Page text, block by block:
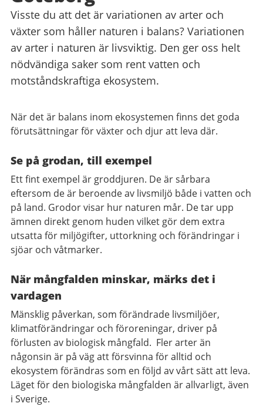
Visste du att det är variationen av arter och
växter som håller naturen i balans? Variationen
av arter i naturen är livsviktig. Den ger oss helt
nödvändiga saker som rent vatten och
motståndskraftiga ekosystem.
När det är balans inom ekosystemen finns det goda
förutsättningar för växter och djur att leva där.
Se på grodan, till exempel
Ett fint exempel är groddjuren. De är sårbara
eftersom de är beroende av livsmiljö både i vatten och
på land. Grodor visar hur naturen mår. De tar upp
ämnen direkt genom huden vilket gör dem extra
utsatta för miljögifter, uttorkning och förändringar i
sjöar och våtmarker.
När mångfalden minskar, märks det i
vardagen
Mänsklig påverkan, som förändrade livsmiljöer,
klimatförändringar och föroreningar, driver på
förlusten av biologisk mångfald. Fler arter än
någonsin är på väg att försvinna för alltid och
ekosystem förändras som en följd av vårt sätt att leva.
Läget för den biologiska mångfalden är allvarligt, även
i Sverige.